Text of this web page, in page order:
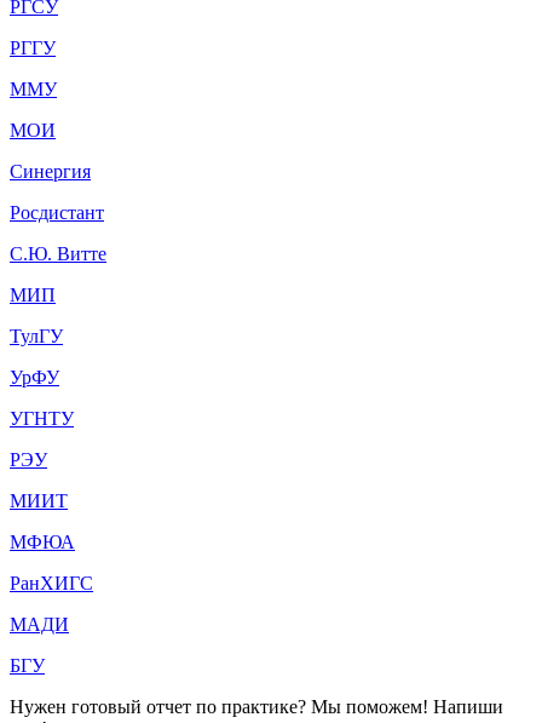
РГСУ
РГГУ
ММУ
МОИ
Синергия
Росдистант
С.Ю. Витте
МИП
ТулГУ
УрФУ
УГНТУ
РЭУ
МИИТ
МФЮА
РанХИГС
МАДИ
БГУ
Нужен готовый отчет по практике? Мы поможем! Напиши